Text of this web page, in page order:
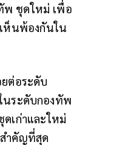
พ ชุดใหม่ เพื่อ
ห็นพ้องกันใน
ต่อระดับ
นระดับกองทัพ
เก่าและใหม่
ำคัญที่สุด